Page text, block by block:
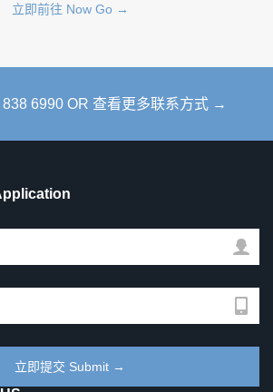
立即前往 Now Go →
838 6990 OR 查看更多联系方式 →